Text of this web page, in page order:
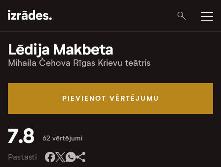
Lēdija Makbeta
Mihaila Čehova Rīgas Krievu teātris
PIEVIENOT VĒRTĒJUMU
7.8 62 vērtējumi
Pastāsti